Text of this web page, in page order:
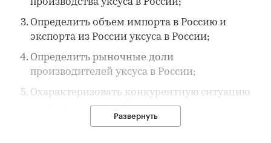
производства уксуса в России;
Определить объем импорта в Россию и
экспорта из России уксуса в России;
Определить рыночные доли
производителей уксуса в России;
Охарактеризовать конкурентную ситуацию
на рынке уксуса в России;
Определить ключевые тенденции и
Развернуть